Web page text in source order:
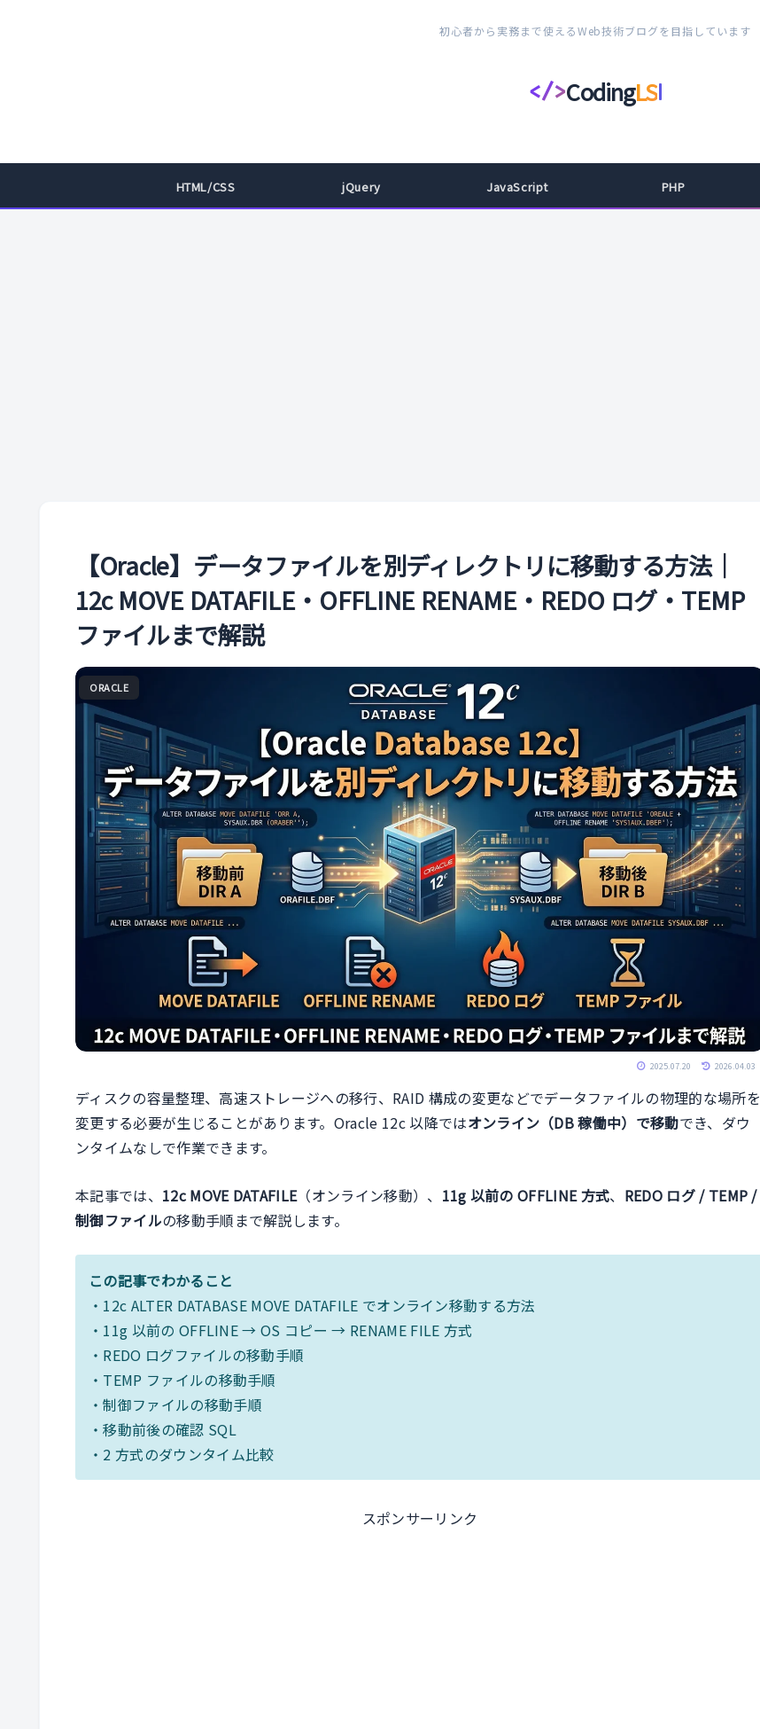
初心者から実務まで使えるWeb技術ブログを目指しています
</>CodingLS
コ
ィ
HTML/CSS jQuery JavaScript PHP
【Oracle】データファイルを別ディレクトリに移動する方法｜
12c MOVE DATAFILE・OFFLINE RENAME・REDO ログ・TEMP
ファイルまで解説
ORACLE
2025.07.20 2026.04.03
ディスクの容量整理、高速ストレージへの移行、RAID 構成の変更などでデータファイルの物理的な場所を
変更する必要が生じることがあります。Oracle 12c 以降ではオンライン（DB 稼働中）で移動でき、ダウ
ンタイムなしで作業できます。
本記事では、 12c MOVE DATAFILE（オンライン移動）、 11g 以前の OFFLINE 方式、 REDO ログ / TEMP /
制御ファイルの移動手順まで解説します。
この記事でわかること
・12c ALTER DATABASE MOVE DATAFILE でオンライン移動する方法
・11g 以前の OFFLINE → OS コピー → RENAME FILE 方式
・REDO ログファイルの移動手順
・TEMP ファイルの移動手順
・制御ファイルの移動手順
・移動前後の確認 SQL
・2 方式のダウンタイム比較
スポンサーリンク